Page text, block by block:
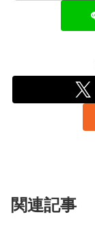
関連記事